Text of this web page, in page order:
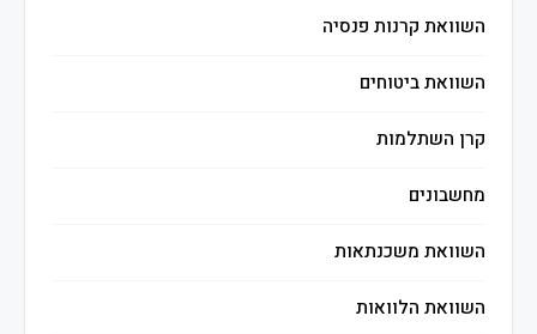
השוואת קרנות פנסיה
השוואת ביטוחים
קרן השתלמות
מחשבונים
השוואת משכנתאות
השוואת הלוואות